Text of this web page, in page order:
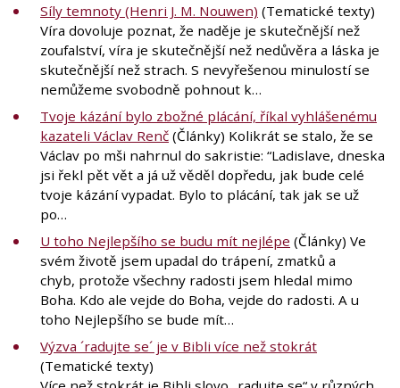
Síly temnoty (Henri J. M. Nouwen) (Tematické texty)
Víra dovoluje poznat, že naděje je skutečnější než
zoufalství, víra je skutečnější než nedůvěra a láska je
skutečnější než strach. S nevyřešenou minulostí se
nemůžeme svobodně pohnout k…
Tvoje kázání bylo zbožné plácání, říkal vyhlášenému
kazateli Václav Renč (Články) Kolikrát se stalo, že se
Václav po mši nahrnul do sakristie: “Ladislave, dneska
jsi řekl pět vět a já už věděl dopředu, jak bude celé
tvoje kázání vypadat. Bylo to plácání, tak jak se už
po…
U toho Nejlepšího se budu mít nejlépe (Články) Ve
svém životě jsem upadal do trápení, zmatků a
chyb, protože všechny radosti jsem hledal mimo
Boha. Kdo ale vejde do Boha, vejde do radosti. A u
toho Nejlepšího se bude mít…
Výzva ´radujte se´ je v Bibli více než stokrát
(Tematické texty)